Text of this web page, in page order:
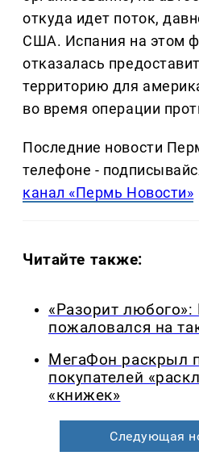
откуда идет поток,
США. Испания на этом
отказалась
территорию для
во время операции
Последние новости
телефоне -
канал «Пермь Новости»
Читайте также:
«Разорит
пожаловался на
МегаФон раскрыл
покупателей
«книжек»
Следующая